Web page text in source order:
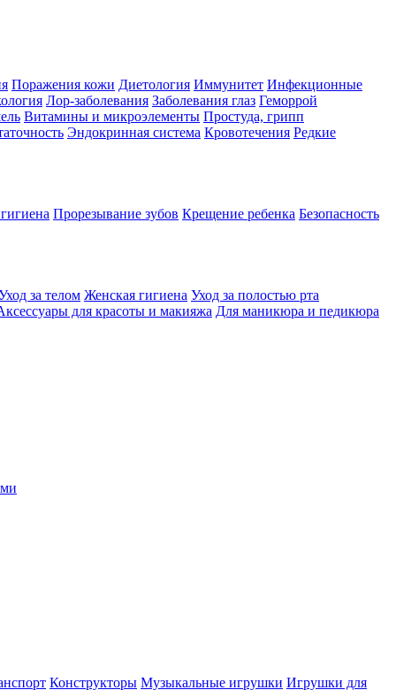
Поражения кожи Диетология Иммунитет Инфекционные
Лор-заболевания Заболевания глаз Геморрой
Витамины и микроэлементы Простуда, грипп
Эндокринная система Кровотечения Редкие
Прорезывание зубов Крещение ребенка Безопасность
за телом Женская гигиена Уход за полостью рта
для красоты и макияжа Для маникюра и педикюра
Конструкторы Музыкальные игрушки Игрушки для